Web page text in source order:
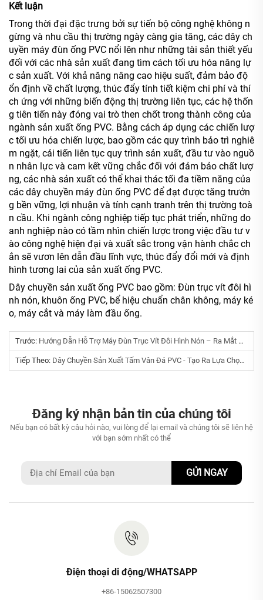
Kết luận
Trong thời đại đặc trưng bởi sự tiến bộ công nghệ không n
gừng và nhu cầu thị trường ngày càng gia tăng, các dây ch
uyền máy đùn ống PVC nổi lên như những tài sản thiết yếu
đối với các nhà sản xuất đang tìm cách tối ưu hóa năng lự
c sản xuất. Với khả năng nâng cao hiệu suất, đảm bảo độ
ổn định về chất lượng, thúc đẩy tính tiết kiệm chi phí và thí
ch ứng với những biến động thị trường liên tục, các hệ thốn
g tiên tiến này đóng vai trò then chốt trong thành công của
ngành sản xuất ống PVC. Bằng cách áp dụng các chiến lượ
c tối ưu hóa chiến lược, bao gồm các quy trình bảo trì nghiê
m ngặt, cải tiến liên tục quy trình sản xuất, đầu tư vào nguồ
n nhân lực và cam kết vững chắc đối với đảm bảo chất lượ
ng, các nhà sản xuất có thể khai thác tối đa tiềm năng của
các dây chuyền máy đùn ống PVC để đạt được tăng trưởn
g bền vững, lợi nhuận và tính cạnh tranh trên thị trường toà
n cầu. Khi ngành công nghiệp tiếp tục phát triển, những do
anh nghiệp nào có tầm nhìn chiến lược trong việc đầu tư v
ào công nghệ hiện đại và xuất sắc trong vận hành chắc ch
ắn sẽ vươn lên dẫn đầu lĩnh vực, thúc đẩy đổi mới và định
hình tương lai của sản xuất ống PVC.
Dây chuyền sản xuất ống PVC bao gồm: Đùn trục vít đôi hì
nh nón, khuôn ống PVC, bể hiệu chuẩn chân không, máy ké
o, máy cắt và máy làm đầu ống.
Trước: Hướng Dẫn Hỗ Trợ Máy Đùn Trục Vít Đôi Hình Nón – Ra Mắt Các Tính Năng Nổi Bật Dành Cho Doanh Nghiệp Nhựa: Máy Đùn CGFE Tại Triển Lãm Chinaplas 2026
Tiếp Theo: Dây Chuyền Sản Xuất Tấm Vân Đá PVC - Tạo Ra Lựa Chọn Mới Cho Trang Trí Chất Lượng Cao
Đăng ký nhận bản tin của chúng tôi
Nếu bạn có bất kỳ câu hỏi nào, vui lòng để lại email và chúng tôi sẽ liên hệ
với bạn sớm nhất có thể
GỬI NGAY
Điện thoại di động/WHATSAPP
+86-15062507300